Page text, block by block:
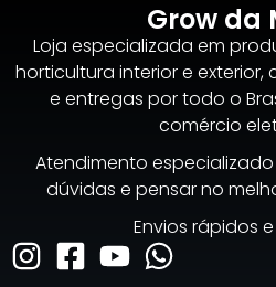
Grow da
Loja especializada em
horticultura interior e exterior,
e entregas por todo o
comércio
Atendimento
dúvidas e pensar no
Envios rápidos